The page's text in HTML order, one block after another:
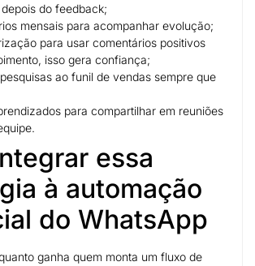
do feedback;
mensais para acompanhar evolução;
para usar comentários positivos
isso gera confiança;
ao funil de vendas sempre que
para compartilhar em reuniões
essa
à automação
do WhatsApp
ganha quem monta um fluxo de